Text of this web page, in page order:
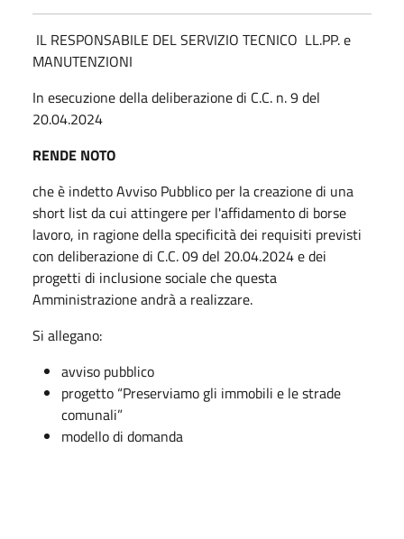
IL RESPONSABILE DEL SERVIZIO TECNICO LL.PP. e
MANUTENZIONI
In esecuzione della deliberazione di C.C. n. 9 del
20.04.2024
RENDE NOTO
che è indetto Avviso Pubblico per la creazione di una
short list da cui attingere per l'affidamento di borse
lavoro, in ragione della specificità dei requisiti previsti
con deliberazione di C.C. 09 del 20.04.2024 e dei
progetti di inclusione sociale che questa
Amministrazione andrà a realizzare.
Si allegano:
avviso pubblico
progetto “Preserviamo gli immobili e le strade
comunali”
modello di domanda